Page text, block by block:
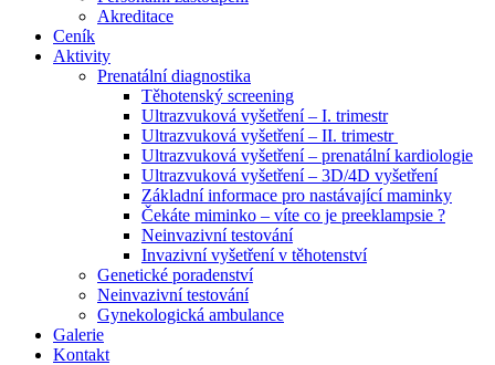
Akreditace
Ceník
Aktivity
Prenatální diagnostika
Těhotenský screening
Ultrazvuková vyšetření – I. trimestr
Ultrazvuková vyšetření – II. trimestr
Ultrazvuková vyšetření – prenatální kardiologie
Ultrazvuková vyšetření – 3D/4D vyšetření
Základní informace pro nastávající maminky
Čekáte miminko – víte co je preeklampsie ?
Neinvazivní testování
Invazivní vyšetření v těhotenství
Genetické poradenství
Neinvazivní testování
Gynekologická ambulance
Galerie
Kontakt